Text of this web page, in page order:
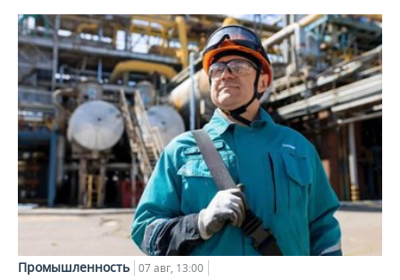
Промышленность 07 авг, 13:00